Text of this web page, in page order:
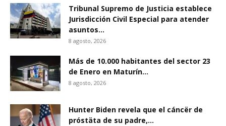
Tribunal Supremo de Justicia establece
Jurisdicción Civil Especial para atender
asuntos...
8 agosto, 2026
Más de 10.000 habitantes del sector 23
de Enero en Maturín...
8 agosto, 2026
Hunter Biden revela que el cáncër de
próstäta de su padre,...